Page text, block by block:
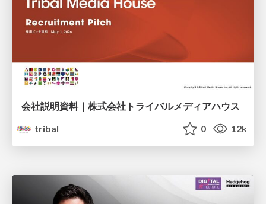
会社説明資料｜株式会社トライバルメディアハウス
tribal
0 12k